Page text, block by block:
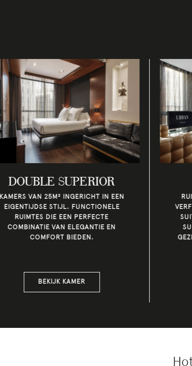
DOUBLE SUPERIOR
KAMERS VAN 25M² INGERICHT IN EEN
EIGENTIJDSE STIJL. FUNCTIONELE
RUIMTES DIE EEN PERFECTE
COMBINATIE VAN ELEGANTIE EN
COMFORT BIEDEN.
BEKIJK KAMER